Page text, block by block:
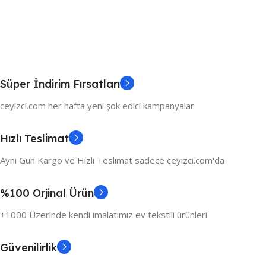
Süper İndirim Fırsatları
ceyizci.com her hafta yeni şok edici kampanyalar
Hızlı Teslimat
Aynı Gün Kargo ve Hızlı Teslimat sadece ceyizci.com'da
%100 Orjinal Ürün
+1000 Üzerinde kendi imalatımız ev tekstili ürünleri
Güvenilirlik